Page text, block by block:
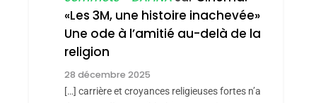
S’étendre À 13 Pays
D’Amérique Latine
ISRAÉL JUDAISME
5
Meurtrière Selon Le
Rapport D’ADL
FRANCE ISRAÉL
«Les 3M, une histoire inachevée»
Une ode à l’amitié au-delà de la
religion
28 décembre 2025
[…] carrière et croyances religieuses fortes n’a